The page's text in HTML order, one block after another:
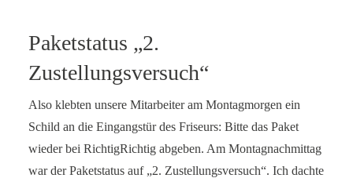
Paketstatus „2.
Zustellungsversuch“
Also klebten unsere Mitarbeiter am Montagmorgen ein
Schild an die Eingangstür des Friseurs: Bitte das Paket
wieder bei RichtigRichtig abgeben. Am Montagnachmittag
war der Paketstatus auf „2. Zustellungsversuch“. Ich dachte